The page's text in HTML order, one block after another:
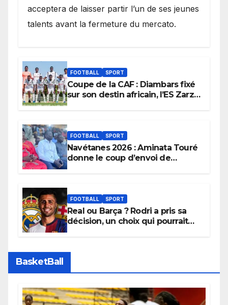
acceptera de laisser partir l’un de ses jeunes
talents avant la fermeture du mercato.
FOOTBALL SPORT
Coupe de la CAF : Diambars fixé
sur son destin africain, l’ES Zarzis
FOOTBALL SPORT
Navétanes 2026 : Aminata Touré
donne le coup d’envoi de
apaisées.
FOOTBALL SPORT
Real ou Barça ? Rodri a pris sa
décision, un choix qui pourrait
BasketBall